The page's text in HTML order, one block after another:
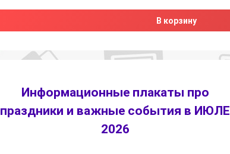
В корзину
Информационные плакаты про
праздники и важные события в ИЮЛЕ
2026